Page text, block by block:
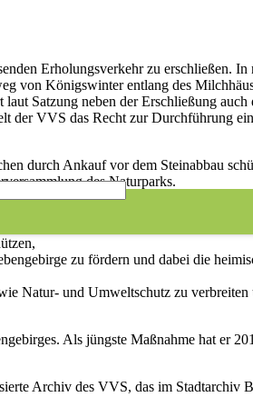
Erholungsverkehr zu erschließen.
von Königswinter entlang des
Satzung neben der Erschließung
der VVS das Recht zur Durchführung
durch Ankauf vor dem Steinabbau
des Naturparks.
zu fördern und dabei die
Natur- und Umweltschutz zu
Als jüngste Maßnahme hat er
Archiv des VVS, das im Stadtarchiv